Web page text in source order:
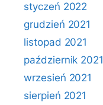
styczeń 2022
grudzień 2021
listopad 2021
październik 2021
wrzesień 2021
sierpień 2021